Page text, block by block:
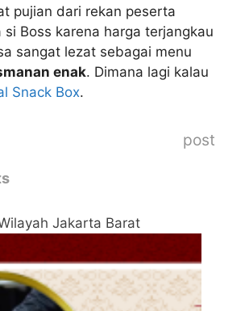
pujian dari rekan peserta
si Boss karena harga terjangkau
sangat lezat sebagai menu
enak. Dimana lagi kalau
Snack Box.
post
Jakarta Barat